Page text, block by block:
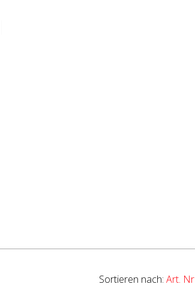
Sortieren nach: Art. Nr